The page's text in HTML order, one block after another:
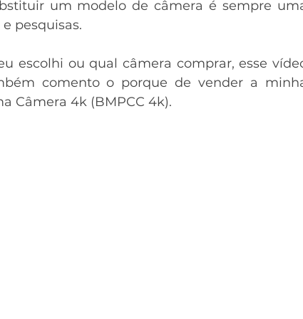
um modelo de câmera é sempre
pesquisas.
escolhi ou qual câmera comprar, esse
comento o porque de vender a
Câmera 4k (BMPCC 4k).